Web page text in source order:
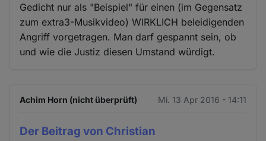
Gedicht nur als "Beispiel" für einen (im Gegensatz
zum extra3-Musikvideo) WIRKLICH beleidigenden
Angriff vorgetragen. Man darf gespannt sein, ob
und wie die Justiz diesen Umstand würdigt.
Achim Horn (nicht überprüft) Mi. 13 Apr 2016 - 14:11
Der Beitrag von Christian